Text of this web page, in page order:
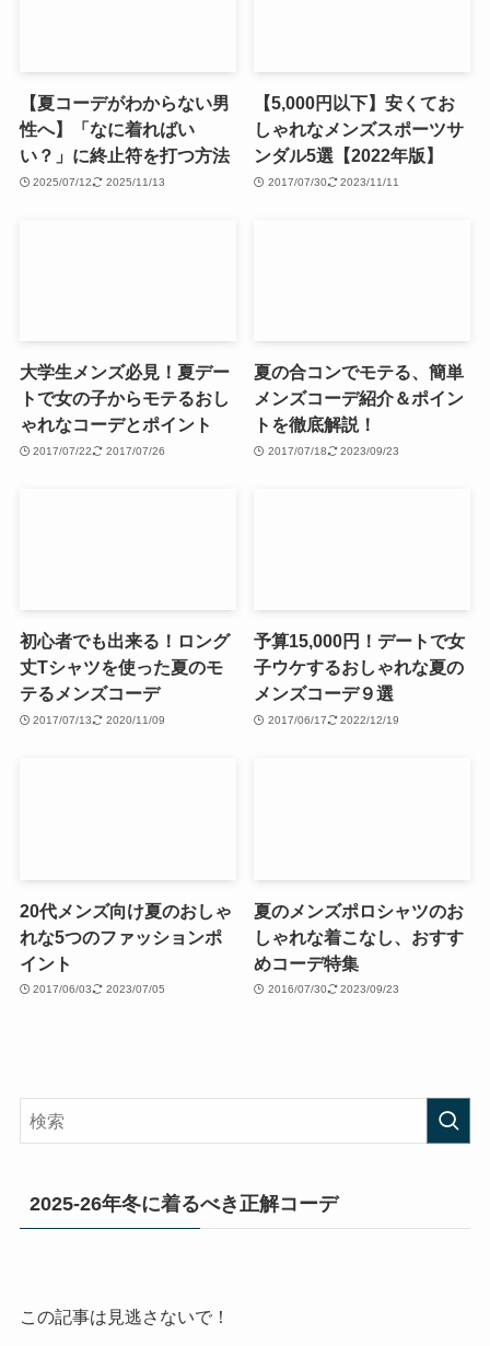
【夏コーデがわからない男
性へ】「なに着ればい
い？」に終止符を打つ方法
2025/07/12 2025/11/13
【5,000円以下】安くてお
しゃれなメンズスポーツサ
ンダル5選【2022年版】
2017/07/30 2023/11/11
大学生メンズ必見！夏デー
トで女の子からモテるおし
ゃれなコーデとポイント
2017/07/22 2017/07/26
夏の合コンでモテる、簡単
メンズコーデ紹介＆ポイン
トを徹底解説！
2017/07/18 2023/09/23
初心者でも出来る！ロング
丈Tシャツを使った夏のモ
テるメンズコーデ
2017/07/13 2020/11/09
予算15,000円！デートで女
子ウケするおしゃれな夏の
メンズコーデ９選
2017/06/17 2022/12/19
20代メンズ向け夏のおしゃ
れな5つのファッションポ
イント
2017/06/03 2023/07/05
夏のメンズポロシャツのお
しゃれな着こなし、おすす
めコーデ特集
2016/07/30 2023/09/23
2025-26年冬に着るべき正解コーデ
この記事は見逃さないで！